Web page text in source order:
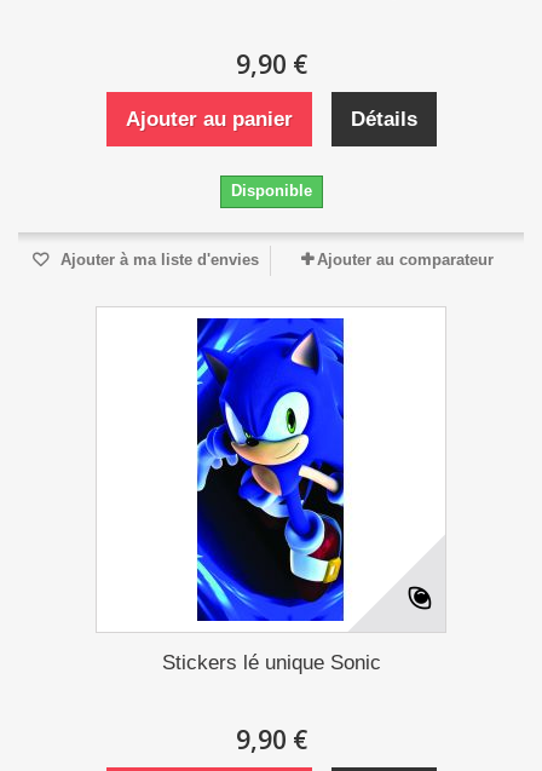
9,90 €
Ajouter au panier Détails
Disponible
Ajouter à ma liste d'envies Ajouter au comparateur
Stickers lé unique Sonic
9,90 €